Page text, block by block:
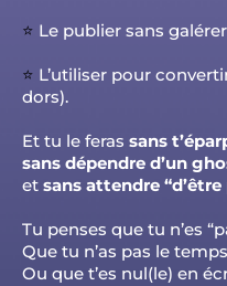
⭐️ Le publier sans
⭐️ L’utiliser pour
dors).
Et tu le feras sans
sans dépendre d’un
et sans attendre “d’être
Tu penses que tu n’es
Que tu n’as pas le
Ou que t’es nul(le) en